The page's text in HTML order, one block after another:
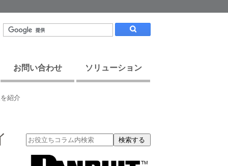
お問い合わせ ソリューション
紹介
検索する